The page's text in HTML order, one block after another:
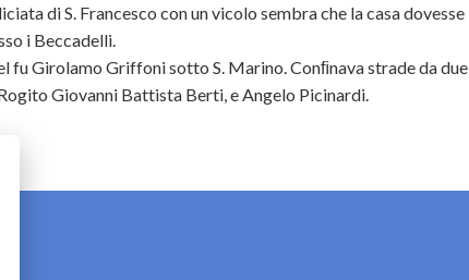
di S. Francesco con un vicolo sembra che la casa dovesse
i Beccadelli.
fu Girolamo Griffoni sotto S. Marino. Conﬁnava strade da due
Giovanni Battista Berti, e Angelo Picinardi.